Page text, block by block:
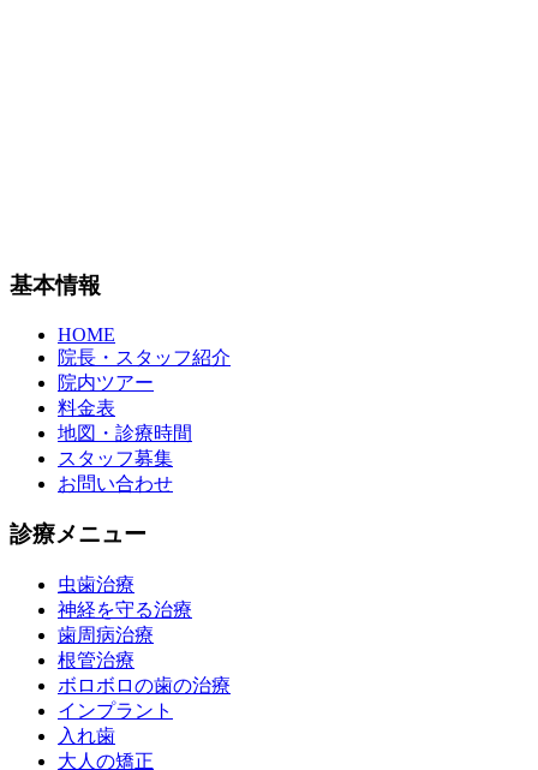
基本情報
HOME
院長・スタッフ紹介
院内ツアー
料金表
地図・診療時間
スタッフ募集
お問い合わせ
診療メニュー
虫歯治療
神経を守る治療
歯周病治療
根管治療
ボロボロの歯の治療
インプラント
入れ歯
大人の矯正